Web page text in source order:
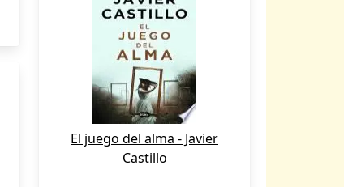
El juego del alma - Javier
Castillo